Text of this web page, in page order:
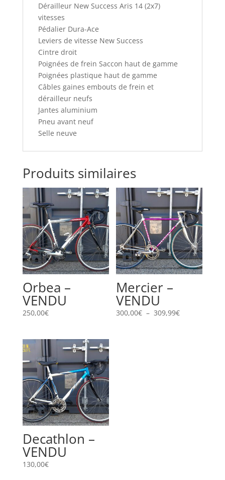
Dérailleur New Success Aris 14 (2x7)
vitesses
Pédalier Dura-Ace
Leviers de vitesse New Success
Cintre droit
Poignées de frein Saccon haut de gamme
Poignées plastique haut de gamme
Câbles gaines embouts de frein et
dérailleur neufs
Jantes aluminium
Pneu avant neuf
Selle neuve
Produits similaires
Orbea –
VENDU
250,00€
Mercier –
VENDU
300,00€ – 309,99€Plage
Decathlon –
VENDU
130,00€